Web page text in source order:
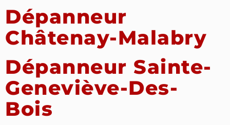
Dépanneur
Châtenay-Malabry
Dépanneur Sainte-
Geneviève-Des-
Bois